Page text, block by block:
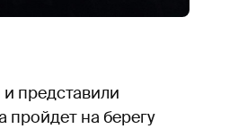
представили
пройдет на берегу